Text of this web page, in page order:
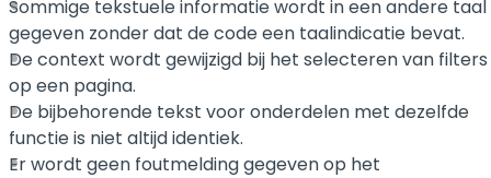
Sommige tekstuele informatie wordt in een andere taal
gegeven zonder dat de code een taalindicatie bevat.
De context wordt gewijzigd bij het selecteren van filters
op een pagina.
De bijbehorende tekst voor onderdelen met dezelfde
functie is niet altijd identiek.
Er wordt geen foutmelding gegeven op het